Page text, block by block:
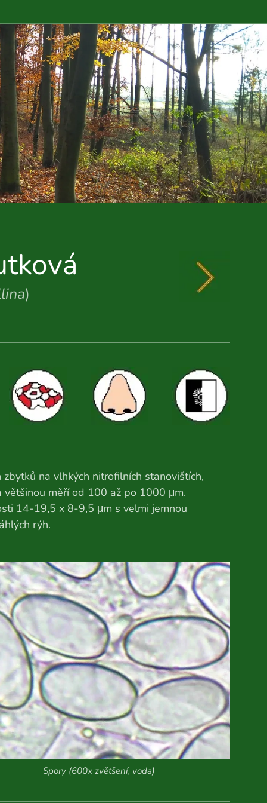
)
na vlhkých nitrofilních stanovištích,
měří od 100 až po 1000 μm.
14-19,5 x 8-9,5 μm s velmi jemnou
rýh.
Spory (600x zvětšení, voda)